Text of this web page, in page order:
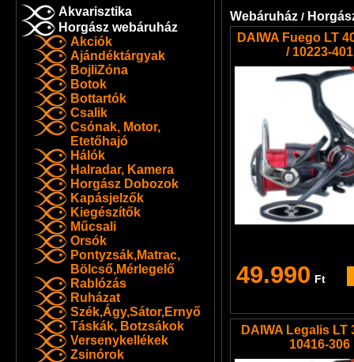
Akvarisztika
Horgász webáruház
Akciók
Ajándéktárgyak
BojliZóna
Botok
Bottartók
Csalik
Csónak, Motor,
Etetőhajó
Hálók
Halradar, Kamera
Horgász Dobozok
Kapásjelzők
Kiegészítők
Műcsali
Orsók
Pontyzsák,Matrac,
Bölcső,Mérlegelő
Rablózás
Ruházat
Szék,Ágy,Sátor,Ernyő
Táskák, Botzsákok
Versenykellékek
Zsinórok
Webáruház /
DAIWA Fuego LT
/ 10223-401
49.990 Ft
DAIWA Legalis LT
10416-306